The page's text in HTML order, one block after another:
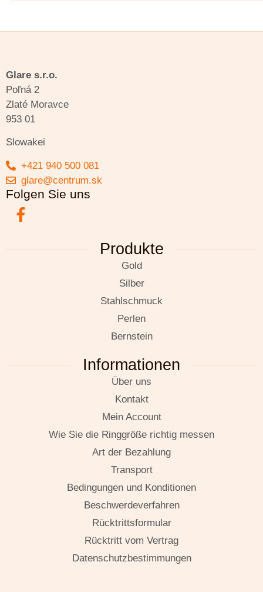
Glare s.r.o.
Poľná 2
Zlaté Moravce
953 01
Slowakei
+421 940 500 081
glare@centrum.sk
Folgen Sie uns
Produkte
Gold
Silber
Stahlschmuck
Perlen
Bernstein
Informationen
Über uns
Kontakt
Mein Account
Wie Sie die Ringgröße richtig messen
Art der Bezahlung
Transport
Bedingungen und Konditionen
Beschwerdeverfahren
Rücktrittsformular
Rücktritt vom Vertrag
Datenschutzbestimmungen